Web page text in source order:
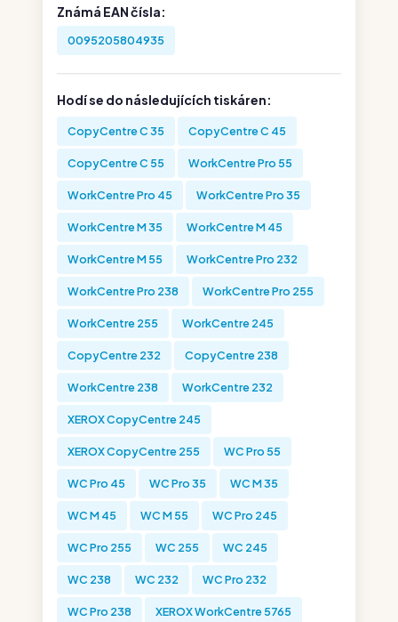
Známá EAN čísla:
0095205804935
Hodí se do následujících tiskáren:
CopyCentre C 35 CopyCentre C 45
CopyCentre C 55 WorkCentre Pro 55
WorkCentre Pro 45 WorkCentre Pro 35
WorkCentre M 35 WorkCentre M 45
WorkCentre M 55 WorkCentre Pro 232
WorkCentre Pro 238 WorkCentre Pro 255
WorkCentre 255 WorkCentre 245
CopyCentre 232 CopyCentre 238
WorkCentre 238 WorkCentre 232
XEROX CopyCentre 245
XEROX CopyCentre 255 WC Pro 55
WC Pro 45 WC Pro 35 WC M 35
WC M 45 WC M 55 WC Pro 245
WC Pro 255 WC 255 WC 245
WC 238 WC 232 WC Pro 232
WC Pro 238 XEROX WorkCentre 5765